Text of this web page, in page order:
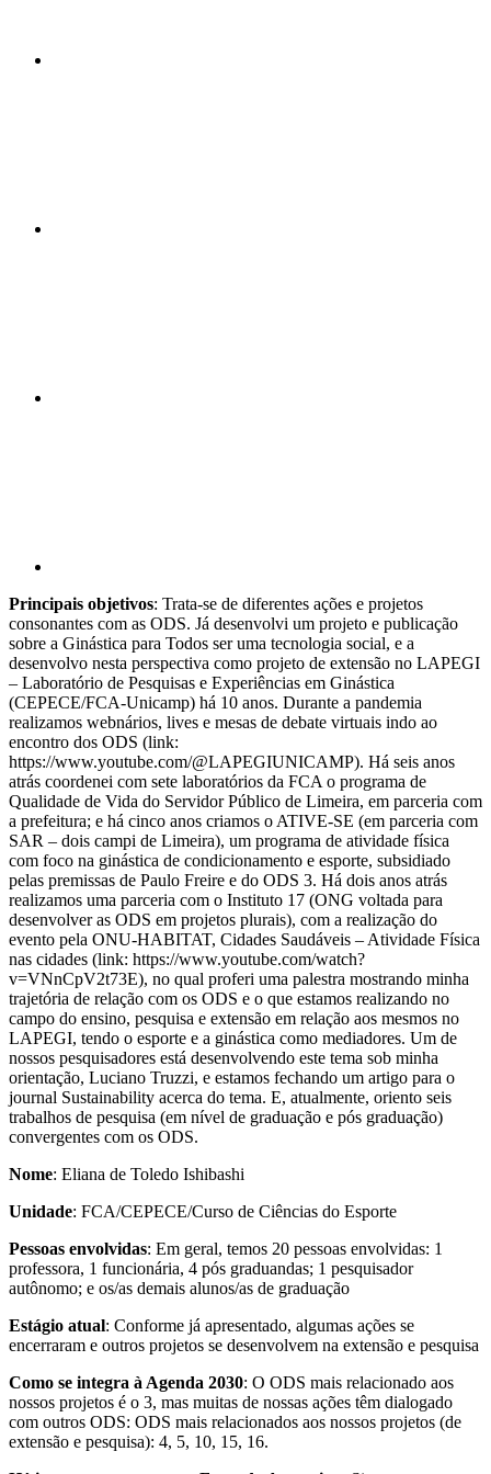
Principais objetivos: Trata-se de diferentes ações e projetos
consonantes com as ODS. Já desenvolvi um projeto e publicação
sobre a Ginástica para Todos ser uma tecnologia social, e a
desenvolvo nesta perspectiva como projeto de extensão no LAPEGI
– Laboratório de Pesquisas e Experiências em Ginástica
(CEPECE/FCA-Unicamp) há 10 anos. Durante a pandemia
realizamos webnários, lives e mesas de debate virtuais indo ao
encontro dos ODS (link:
https://www.youtube.com/@LAPEGIUNICAMP). Há seis anos
atrás coordenei com sete laboratórios da FCA o programa de
Qualidade de Vida do Servidor Público de Limeira, em parceria com
a prefeitura; e há cinco anos criamos o ATIVE-SE (em parceria com
SAR – dois campi de Limeira), um programa de atividade física
com foco na ginástica de condicionamento e esporte, subsidiado
pelas premissas de Paulo Freire e do ODS 3. Há dois anos atrás
realizamos uma parceria com o Instituto 17 (ONG voltada para
desenvolver as ODS em projetos plurais), com a realização do
evento pela ONU-HABITAT, Cidades Saudáveis – Atividade Física
nas cidades (link: https://www.youtube.com/watch?
v=VNnCpV2t73E), no qual proferi uma palestra mostrando minha
trajetória de relação com os ODS e o que estamos realizando no
campo do ensino, pesquisa e extensão em relação aos mesmos no
LAPEGI, tendo o esporte e a ginástica como mediadores. Um de
nossos pesquisadores está desenvolvendo este tema sob minha
orientação, Luciano Truzzi, e estamos fechando um artigo para o
journal Sustainability acerca do tema. E, atualmente, oriento seis
trabalhos de pesquisa (em nível de graduação e pós graduação)
convergentes com os ODS.
Nome: Eliana de Toledo Ishibashi
Unidade: FCA/CEPECE/Curso de Ciências do Esporte
Pessoas envolvidas: Em geral, temos 20 pessoas envolvidas: 1
professora, 1 funcionária, 4 pós graduandas; 1 pesquisador
autônomo; e os/as demais alunos/as de graduação
Estágio atual: Conforme já apresentado, algumas ações se
encerraram e outros projetos se desenvolvem na extensão e pesquisa
Como se integra à Agenda 2030: O ODS mais relacionado aos
nossos projetos é o 3, mas muitas de nossas ações têm dialogado
com outros ODS: ODS mais relacionados aos nossos projetos (de
extensão e pesquisa): 4, 5, 10, 15, 16.